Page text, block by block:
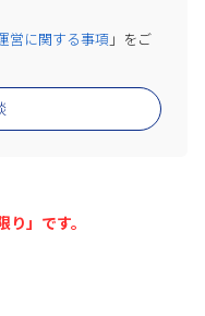
営に関する事項 」をご
」です。